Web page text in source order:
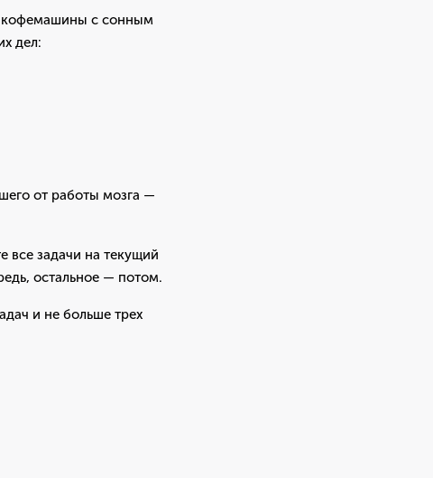
кофемашины с сонным
дел:
от работы мозга —
все задачи на текущий
остальное — потом.
и не больше трех